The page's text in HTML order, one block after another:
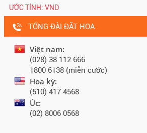
ƯỚC TÍNH: VND
TỔNG ĐÀI ĐẶT HOA
Việt nam:
(028) 38 112 666
1800 6138 (miễn cước)
Hoa kỳ:
(510) 417 4568
Úc:
(02) 8006 0568